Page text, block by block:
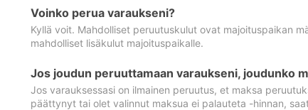
Voinko perua varaukseni?
Kyllä voit. Mahdolliset peruutuskulut ovat majoituspaikan
mahdolliset lisäkulut majoituspaikalle.
Jos joudun peruuttamaan varaukseni, joudunko
Jos varauksessasi on ilmainen peruutus, et maksa
päättynyt tai olet valinnut maksua ei palauteta -hinnan,